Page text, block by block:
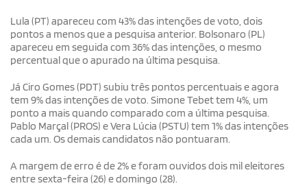
Lula (PT) apareceu com 43% das intenções de voto, dois
pontos a menos que a pesquisa anterior. Bolsonaro (PL)
apareceu em seguida com 36% das intenções, o mesmo
percentual que o apurado na última pesquisa.
Já Ciro Gomes (PDT) subiu três pontos percentuais e agora
tem 9% das intenções de voto. Simone Tebet tem 4%, um
ponto a mais quando comparado com a última pesquisa.
Pablo Marçal (PROS) e Vera Lúcia (PSTU) tem 1% das intenções
cada um. Os demais candidatos não pontuaram.
A margem de erro é de 2% e foram ouvidos dois mil eleitores
entre sexta-feira (26) e domingo (28).